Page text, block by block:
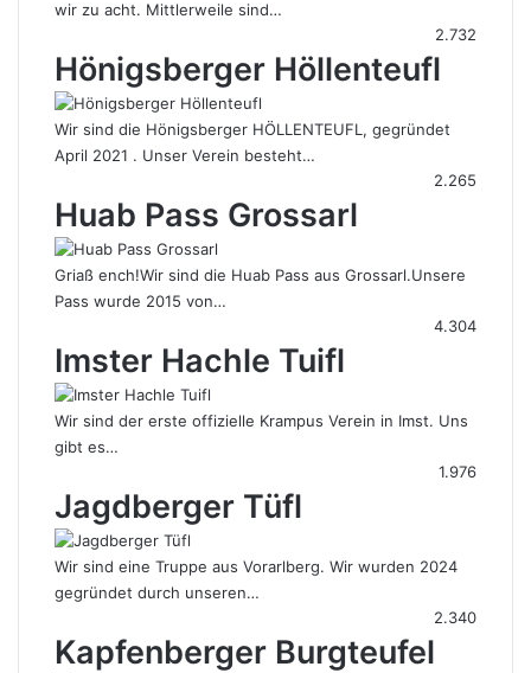
wir zu acht. Mittlerweile sind…
2.732
Hönigsberger Höllenteufl
Wir sind die Hönigsberger HÖLLENTEUFL, gegründet
April 2021 . Unser Verein besteht…
2.265
Huab Pass Grossarl
Griaß ench!Wir sind die Huab Pass aus Grossarl.Unsere
Pass wurde 2015 von…
4.304
Imster Hachle Tuifl
Wir sind der erste offizielle Krampus Verein in Imst. Uns
gibt es…
1.976
Jagdberger Tüfl
Wir sind eine Truppe aus Vorarlberg. Wir wurden 2024
gegründet durch unseren…
2.340
Kapfenberger Burgteufel